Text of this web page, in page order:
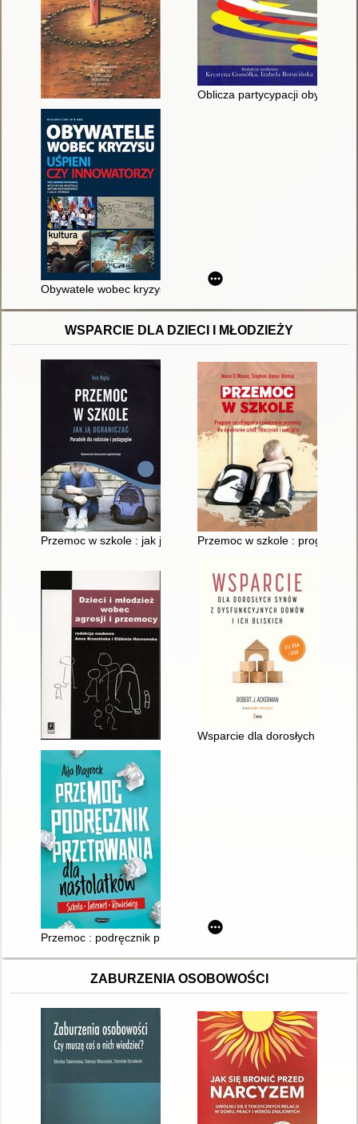
Oblicza partycypacji
Obywatele wobec kryzysu : uśpieni czy innowatorzy : praca
WSPARCIE DLA DZIECI I MŁODZIEŻY
Przemoc w szkole : jak ją ograniczać : poradnik dla rodziców i
Przemoc w szkole : program
Wsparcie dla dorosłych synów
Przemoc : podręcznik przetrwania dla nastolatków : szkoła,
ZABURZENIA OSOBOWOŚCI